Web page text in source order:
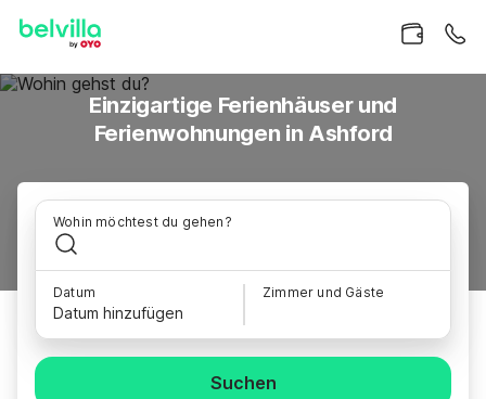
Einzigartige Ferienhäuser und
Ferienwohnungen in Ashford
Wohin möchtest du gehen?
Datum
Datum hinzufügen
Zimmer und Gäste
Suchen